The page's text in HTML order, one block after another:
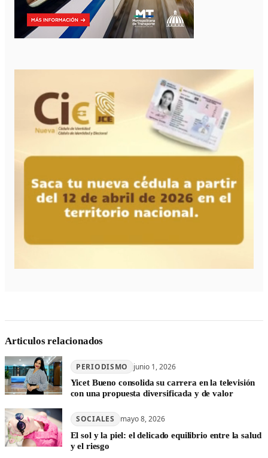
Articulos relacionados
PERIODISMO junio 1, 2026
Yicet Bueno consolida su carrera en la televisión
con una propuesta diversificada y de valor
SOCIALES mayo 8, 2026
El sol y la piel: el delicado equilibrio entre la salud
y el riesgo